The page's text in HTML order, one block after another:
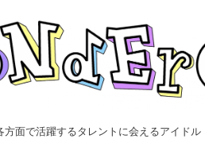
方面で活躍するタレントに会えるアイドル